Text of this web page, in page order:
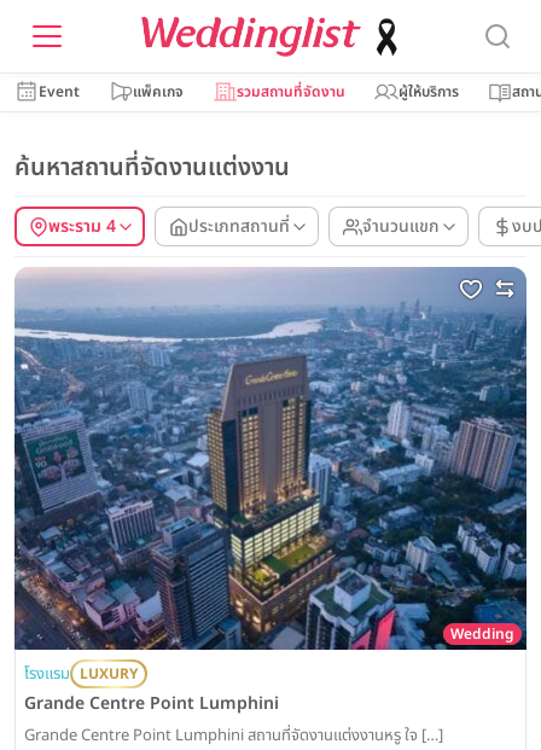
Event แพ็คเกจ รวมสถานที่จัดงาน ผู้ให้บริการ สถา
ค้นหาสถานที่จัดงานแต่งงาน
พระราม 4 ประเภทสถานที่ จำนวนแขก งบ
Wedding
โรงแรม LUXURY
Grande Centre Point Lumphini
Grande Centre Point Lumphini สถานที่จัดงานแต่งงานหรู ใจ […]